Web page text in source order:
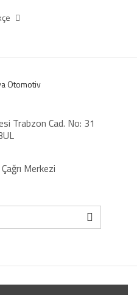
Trabzon Cad. No: 31
Çağrı Merkezi